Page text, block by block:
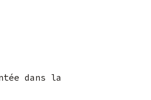
dans la